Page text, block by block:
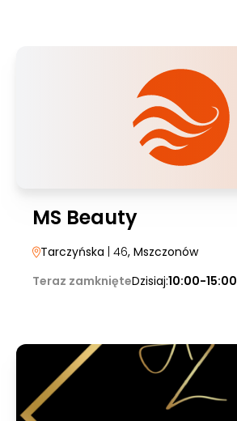
MS Beauty
Tarczyńska | 46, Mszczonów
Teraz zamknięteDzisiaj:10:00-15:00